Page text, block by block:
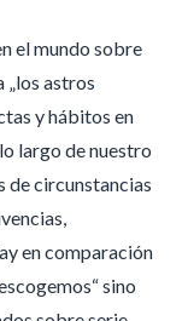
el mundo sobre
„los astros
y hábitos en
largo de nuestro
de circunstancias
en comparación
sino